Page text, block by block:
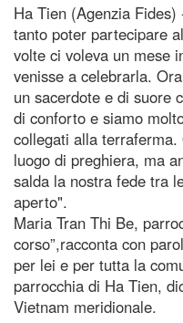
Ha Tien (Agenzia
tanto poter partecipare
volte ci voleva un mese
venisse a celebrarla.
un sacerdote e di suore
di conforto e siamo
collegati alla
luogo di preghiera, ma
salda la nostra fede tra
aperto".
Maria Tran Thi Be,
corso”,racconta con
per lei e per tutta la
parrocchia di Ha Tien,
Vietnam meridionale.